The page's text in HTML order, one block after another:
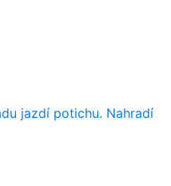
jazdí potichu. Nahradí